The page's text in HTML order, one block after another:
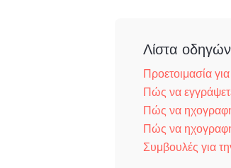
Λίστα οδηγών
Προετοιμασία
Πώς να
Πώς να
Πώς να
Συμβουλές για